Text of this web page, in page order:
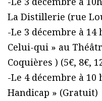
La Distillerie (rue
-Le 3 décembre à 14
Celui-qui » au
Coquières ) (5€, 8€,
-Le 4 décembre à
Handicap » (Gratuit)